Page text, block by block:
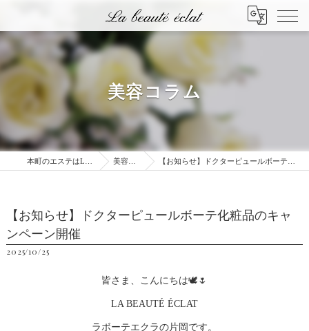
美容コラム
美容コラム 【お知らせ】ドクターピュールボーテ化粧品のキャンペーン開催
【お知らせ】ドクターピュールボーテ化粧品のキャ
ンペーン開催
2025/10/25
皆さま、こんにちは🕊️🌷
LA BEAUTÉ ÉCLAT
ラボーテエクラの片岡です。